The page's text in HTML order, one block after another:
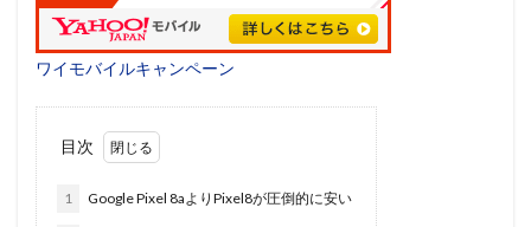
ワイモバイルキャンペーン
目次
1 Google Pixel 8aよりPixel8が圧倒的に安い